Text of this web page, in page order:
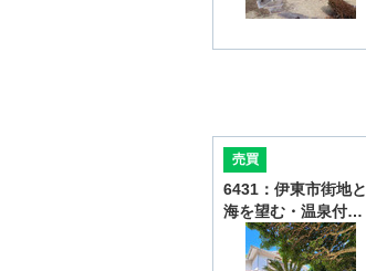
売買
6431：伊東市街地と
海を望む・温泉付…